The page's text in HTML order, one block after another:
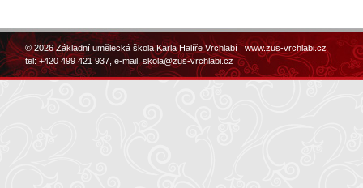
© 2026 Základní umělecká škola Karla Halíře Vrchlabí |www.zus-vrchlabi.cz
tel: +420 499 421 937, e-mail:skola@zus-vrchlabi.cz